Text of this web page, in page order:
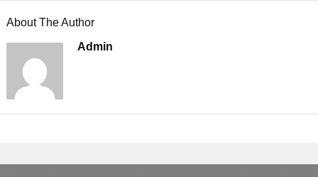
About The Author
Admin